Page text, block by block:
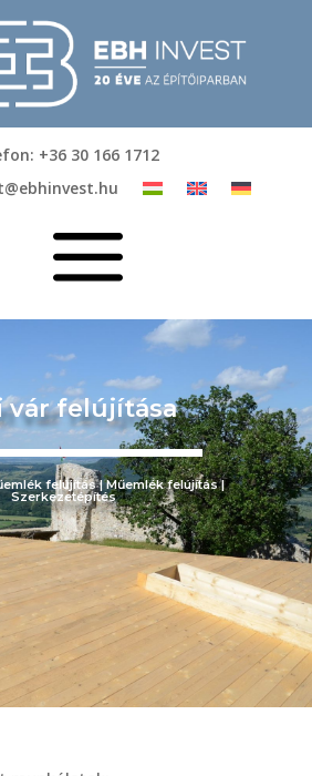
+36 30 166 1712
a
vár felújítása
felújítás | Műemlék felújítás |
Szerkezetépítés